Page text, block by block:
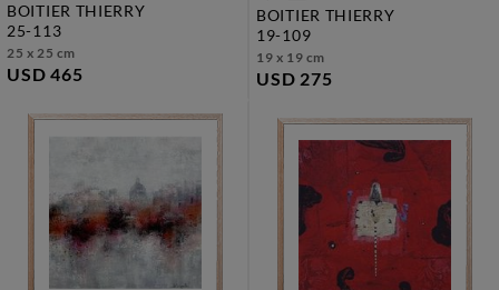
BOITIER THIERRY
25-113
25 x 25 cm
USD 465
BOITIER THIERRY
19-109
19 x 19 cm
USD 275